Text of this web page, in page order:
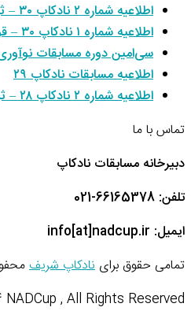
اطلاعیه شماره ۲ نادکاپ ۳۰ – ثبت‌نام
اطلاعیه شماره ۱ نادکاپ ۳۰ – قوانین
سی‌امین دوره مسابقات
اطلاعیه مسابقات نادکاپ ۲۹
اطلاعیه شماره ۲ نادکاپ ۲۸ – ثبت‌نام
تماس با ما
دبیرخانه مسابقات نادکاپ
تلفن: 66165378-021
ایمیل: info[at]nadcup.ir
تمامی حقوق برای نادکاپ شریف
, All Rights Reserved